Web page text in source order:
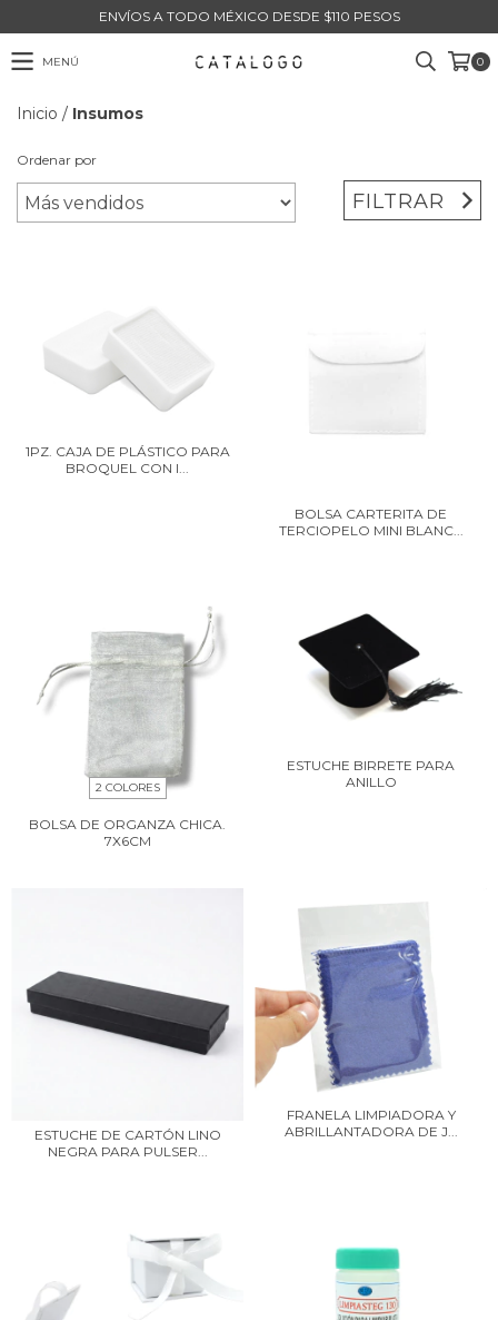
ENVÍOS A TODO MÉXICO DESDE $110 PESOS
MENÚ 0
Inicio / Insumos
Ordenar por
FILTRAR
1PZ. CAJA DE PLÁSTICO PARA
BROQUEL CON I...
BOLSA CARTERITA DE
TERCIOPELO MINI BLANC...
2 COLORES
BOLSA DE ORGANZA CHICA.
7X6CM
ESTUCHE BIRRETE PARA
ANILLO
ESTUCHE DE CARTÓN LINO
NEGRA PARA PULSER...
FRANELA LIMPIADORA Y
ABRILLANTADORA DE J...